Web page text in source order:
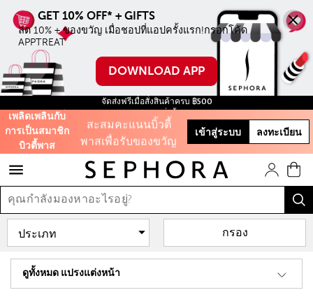
ลด 10% + ของขวัญ เมื่อชอปที่แอปครั้งแรก!กรอกโค้ด
APPTREAT
DOWNLOAD APP
จัดส่งฟรีเมื่อสั่งสินค้าครบ ฿500
ฟรี สินค้าขนาดทดลอง ทุกการสั่งซื้อ จนกว่าสินค้าจะหมด!
เพลิดเพลินกับ
การเป็นสมาชิก
บิวตี้พาส
ลด 10% ทุกชิ้น ไม่มี
ขั้นตำ่ เมื่อชอปบน
ใช้โค้ด WELCOME
สะสมคะแนนบิ้วตี้
พาสเพื่อรับของขวัญ
และส่วนลดต่างๆ
รับฟรี 50 คะแนน เมื่อ
สมัครสมาชิก
และสิทธิะิเศษอีก
มากมาย!
เข้าสู่ระบบ ลงทะเบียน
ดูทั้งหมด แปรงแต่งหน้า
กรอง